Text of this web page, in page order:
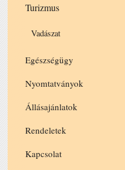
Turizmus
Vadászat
Egészségügy
Nyomtatványok
Állásajánlatok
Rendeletek
Kapcsolat